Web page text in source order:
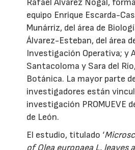
equipo Enrique Escarda-
Munárriz, del área de
Álvarez-Esteban, del área
Investigación Operativa; y
Santacoloma y Sara del
Botánica. La mayor parte
investigadores están
investigación PROMUEVE
de León.
El estudio, titulado ‘
of Olea europaea L. leaves